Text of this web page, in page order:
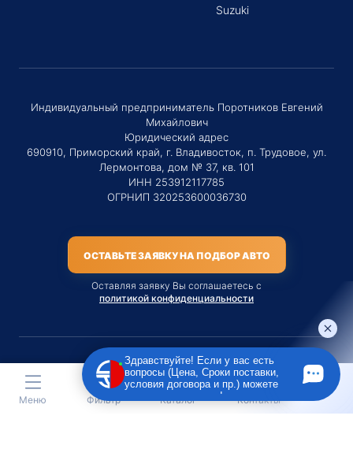
Suzuki
Индивидуальный предприниматель Поротников Евгений
Михайлович
Юридический адрес
690910, Приморский край, г. Владивосток, п. Трудовое, ул.
Лермонтова, дом № 37, кв. 101
ИНН 253912117785
ОГРНИП 320253600036730
ОСТАВЬТЕ ЗАЯВКУ НА ПОДБОР АВТО
Оставляя заявку Вы соглашаетесь с
политикой конфиденциальности
Материалы данного сайта являются публичной офертой
только на услугу сопровождения Агентом приобретения
транспортного средства Клиентом.
Меню Фильтр Каталог Контакты
Здравствуйте! Если у вас есть
вопросы (Цена, Сроки поставки,
условия договора и пр.) можете
задать их мне в чат!